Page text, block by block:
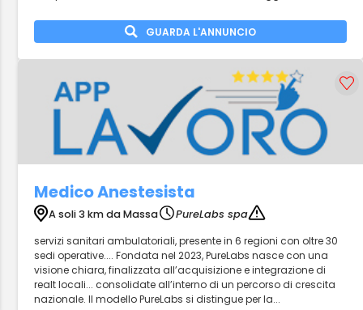
GUARDA L'ANNUNCIO
Medico Anestesista
A soli 3 km da Massa
PureLabs spa
servizi sanitari ambulatoriali, presente in 6 regioni con oltre 30
sedi operative.... Fondata nel 2023, PureLabs nasce con una
visione chiara, finalizzata all’acquisizione e integrazione di
realt locali... consolidate all’interno di un percorso di crescita
nazionale. Il modello PureLabs si distingue per la...